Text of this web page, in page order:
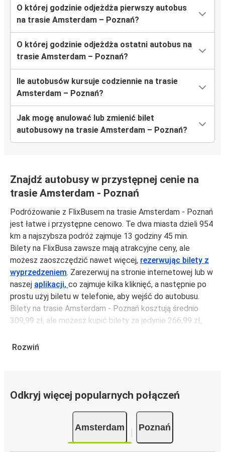
O której godzinie odjeżdża pierwszy autobus
na trasie Amsterdam – Poznań?
O której godzinie odjeżdża ostatni autobus na
trasie Amsterdam – Poznań?
Ile autobusów kursuje codziennie na trasie
Amsterdam – Poznań?
Jak mogę anulować lub zmienić bilet
autobusowy na trasie Amsterdam – Poznań?
Znajdź autobusy w przystępnej cenie na
trasie Amsterdam - Poznań
Podróżowanie z FlixBusem na trasie Amsterdam - Poznań
jest łatwe i przystępne cenowo. Te dwa miasta dzieli 954
km a najszybsza podróż zajmuje 13 godziny 45 min.
Bilety na FlixBusa zawsze mają atrakcyjne ceny, ale
możesz zaoszczędzić nawet więcej, rezerwując bilety z
wyprzedzeniem. Zarezerwuj na stronie internetowej lub w
naszej aplikacji, co zajmuje kilka kliknięć, a następnie po
prostu użyj biletu w telefonie, aby wejść do autobusu.
Bilety na trasie Amsterdam - Poznań kosztują średnio
309,99 zł, ale możesz kupić bilety za jedynie 266,99 zł,
unikając weekendów i świąt. Aby podróżować szybko,
jedynie 13 godziny 45 min.
Podróż autobusemma mniejszy wpływ na środowisko
Rozwiń
Odkryj więcej popularnych połączeń
Amsterdam Poznań